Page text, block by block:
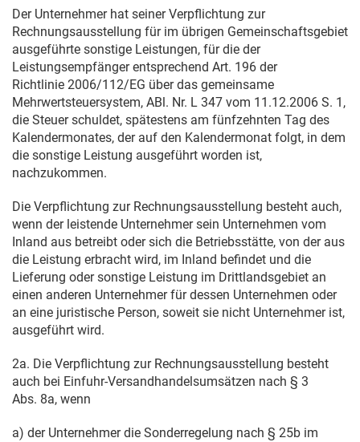
Der Unternehmer hat seiner Verpflichtung zur
Rechnungsausstellung für im übrigen Gemeinschaftsgebiet
ausgeführte sonstige Leistungen, für die der
Leistungsempfänger entsprechend Art. 196 der
Richtlinie 2006/112/EG über das gemeinsame
Mehrwertsteuersystem, ABl. Nr. L 347 vom 11.12.2006 S. 1,
die Steuer schuldet, spätestens am fünfzehnten Tag des
Kalendermonates, der auf den Kalendermonat folgt, in dem
die sonstige Leistung ausgeführt worden ist,
nachzukommen.
Die Verpflichtung zur Rechnungsausstellung besteht auch,
wenn der leistende Unternehmer sein Unternehmen vom
Inland aus betreibt oder sich die Betriebsstätte, von der aus
die Leistung erbracht wird, im Inland befindet und die
Lieferung oder sonstige Leistung im Drittlandsgebiet an
einen anderen Unternehmer für dessen Unternehmen oder
an eine juristische Person, soweit sie nicht Unternehmer ist,
ausgeführt wird.
2a. Die Verpflichtung zur Rechnungsausstellung besteht
auch bei Einfuhr-Versandhandelsumsätzen nach § 3
Abs. 8a, wenn
a) der Unternehmer die Sonderregelung nach § 25b im